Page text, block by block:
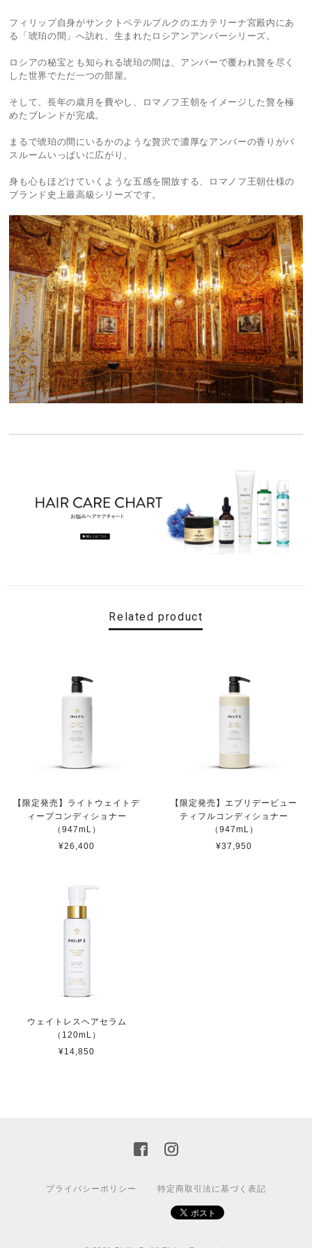
フィリップ自身がサンクトペテルブルクのエカテリーナ宮殿内にあ
る「琥珀の間」へ訪れ、生まれたロシアンアンバーシリーズ。
ロシアの秘宝とも知られる琥珀の間は、アンバーで覆われ贅を尽く
した世界でただ一つの部屋。
そして、長年の歳月を費やし、ロマノフ王朝をイメージした贅を極
めたブレンドが完成。
まるで琥珀の間にいるかのような贅沢で濃厚なアンバーの香りがバ
スルームいっぱいに広がり、
身も心もほどけていくような五感を開放する、ロマノフ王朝仕様の
ブランド史上最高級シリーズです。
Related product
【限定発売】ライトウェイトデ
ィープコンディショナー
（947mL）
¥26,400
【限定発売】エブリデービュー
ティフルコンディショナー
（947mL）
¥37,950
ウェイトレスヘアセラム
（120mL）
¥14,850
プライバシーポリシー 特定商取引法に基づく表記